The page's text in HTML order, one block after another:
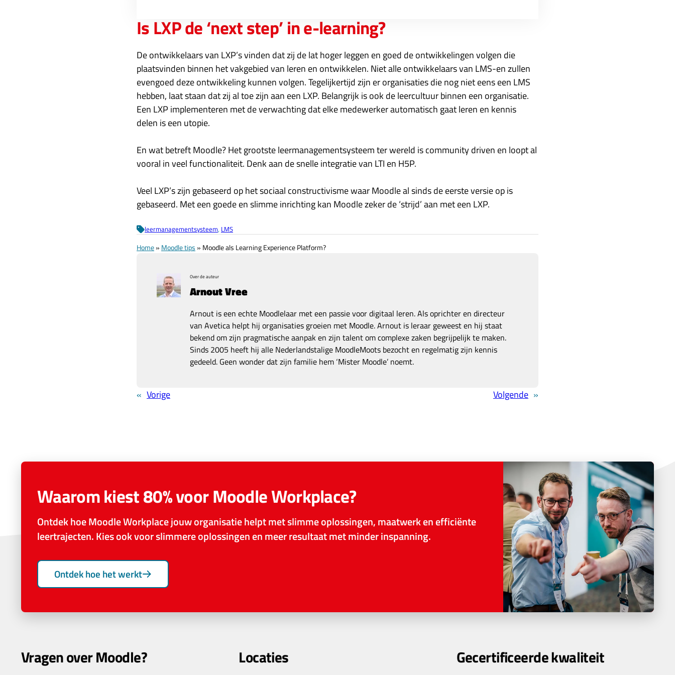
Is LXP de ‘next step’ in e-learning?
De ontwikkelaars van LXP’s vinden dat zij de lat hoger leggen en goed de ontwikkelingen volgen die
plaatsvinden binnen het vakgebied van leren en ontwikkelen. Niet alle ontwikkelaars van LMS-en zullen
evengoed deze ontwikkeling kunnen volgen. Tegelijkertijd zijn er organisaties die nog niet eens een LMS
hebben, laat staan dat zij al toe zijn aan een LXP. Belangrijk is ook de leercultuur binnen een organisatie.
Een LXP implementeren met de verwachting dat elke medewerker automatisch gaat leren en kennis
delen is een utopie.
En wat betreft Moodle? Het grootste leermanagementsysteem ter wereld is community driven en loopt al
vooral in veel functionaliteit. Denk aan de snelle integratie van LTI en H5P.
Veel LXP’s zijn gebaseerd op het sociaal constructivisme waar Moodle al sinds de eerste versie op is
gebaseerd. Met een goede en slimme inrichting kan Moodle zeker de ‘strijd’ aan met een LXP.
leermanagementsysteem, LMS
Home» Moodle tips » Moodle als Learning Experience Platform?
Over de auteur
Arnout Vree
Arnout is een echte Moodlelaar met een passie voor digitaal leren. Als oprichter en directeur
van Avetica helpt hij organisaties groeien met Moodle. Arnout is leraar geweest en hij staat
bekend om zijn pragmatische aanpak en zijn talent om complexe zaken begrijpelijk te maken.
Sinds 2005 heeft hij alle Nederlandstalige MoodleMoots bezocht en regelmatig zijn kennis
gedeeld. Geen wonder dat zijn familie hem ‘Mister Moodle’ noemt.
« Vorige Volgende »
Waarom kiest 80% voor Moodle Workplace?
Ontdek hoe Moodle Workplace jouw organisatie helpt met slimme oplossingen, maatwerk en efficiënte
leertrajecten. Kies ook voor slimmere oplossingen en meer resultaat met minder inspanning.
Ontdek hoe het werkt
Vragen over Moodle? Locaties Gecertificeerde kwaliteit